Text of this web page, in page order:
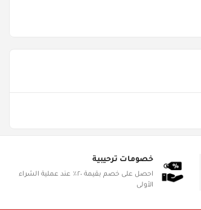
خصومات ترحيبية
احصل على خصم بقيمة ٢٠٪ عند عملية الشراء
الأولى